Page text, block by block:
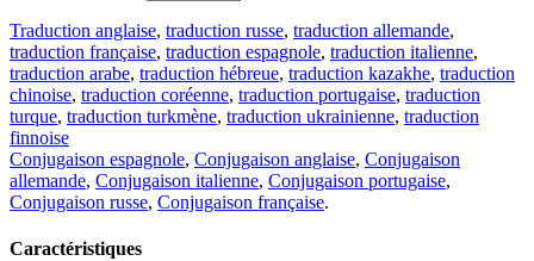
Traduction anglaise, traduction russe, traduction allemande,
traduction française, traduction espagnole, traduction italienne,
traduction arabe, traduction hébreue, traduction kazakhe, traduction
chinoise, traduction coréenne, traduction portugaise, traduction
turque, traduction turkmène, traduction ukrainienne, traduction
finnoise
Conjugaison espagnole, Conjugaison anglaise, Conjugaison
allemande, Conjugaison italienne, Conjugaison portugaise,
Conjugaison russe, Conjugaison française.
Caractéristiques